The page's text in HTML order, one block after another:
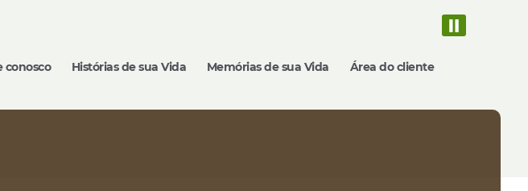
conosco Histórias de sua Vida Memórias de sua Vida Área do cliente